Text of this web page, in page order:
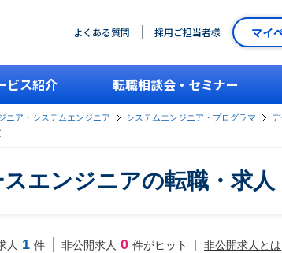
よくある質問 採用ご担当者様 マイ
ビス紹介 転職相談会・セミナー
ニア・システムエンジニア システムエンジニア・プログラマ デ
エンジニアの転職・求人
人 1 件 非公開求人 0 件がヒット 非公開求人とは